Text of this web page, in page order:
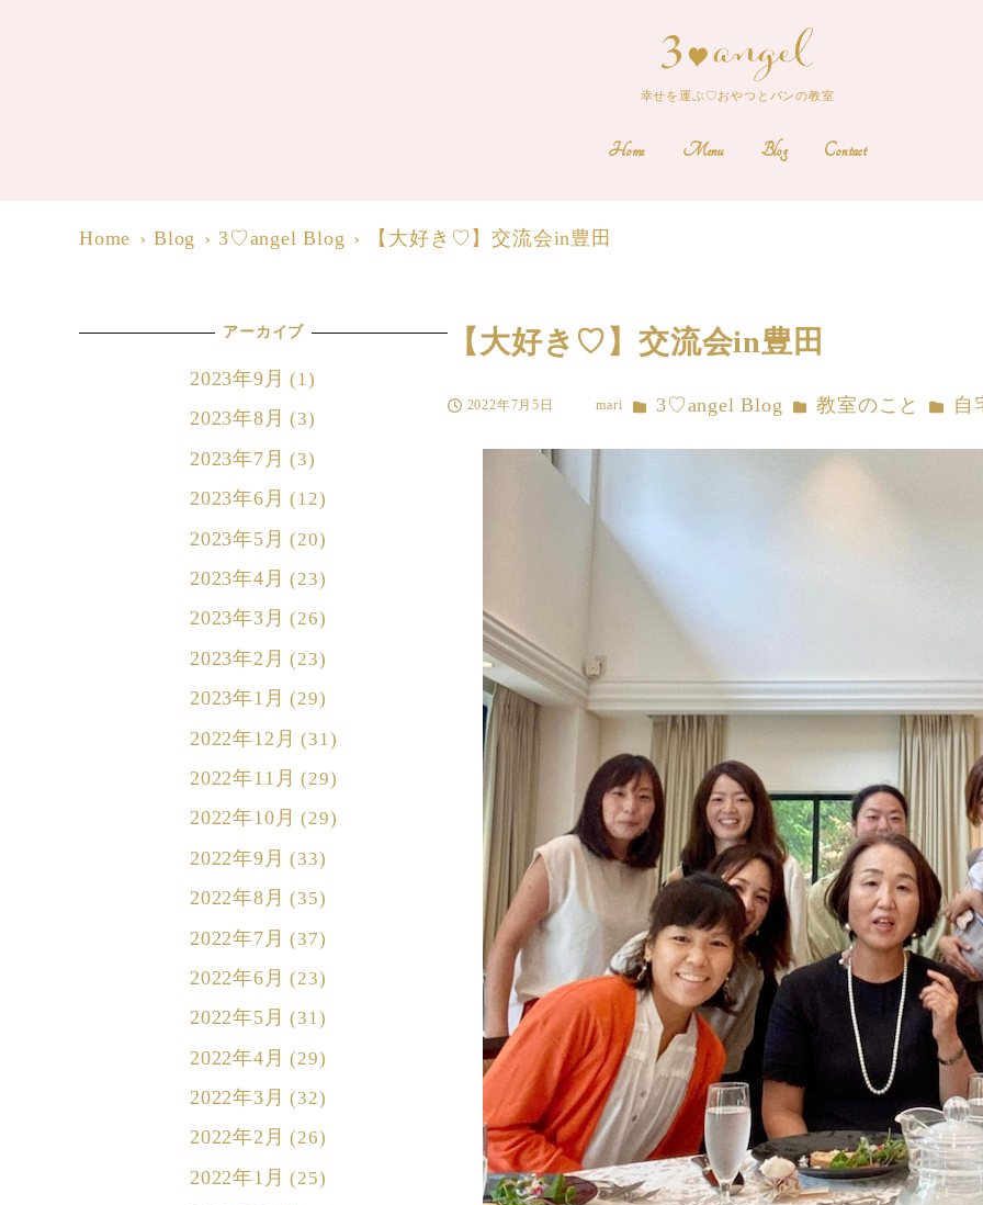
幸せを運ぶ♡おやつとパンの教室
Home Menu Blog Contact
Home Blog 3♡angel Blog 【大好き♡】交流会in豊田
【大好き♡】交流会in豊田
投稿日
2022年7月5日 mari カテゴリー
3♡angel Blog カテゴリー
教室のこと カテゴ
自
アーカイブ
2023年9月 (1)
2023年8月 (3)
2023年7月 (3)
2023年6月 (12)
2023年5月 (20)
2023年4月 (23)
2023年3月 (26)
2023年2月 (23)
2023年1月 (29)
2022年12月 (31)
2022年11月 (29)
2022年10月 (29)
2022年9月 (33)
2022年8月 (35)
2022年7月 (37)
2022年6月 (23)
2022年5月 (31)
2022年4月 (29)
2022年3月 (32)
2022年2月 (26)
2022年1月 (25)